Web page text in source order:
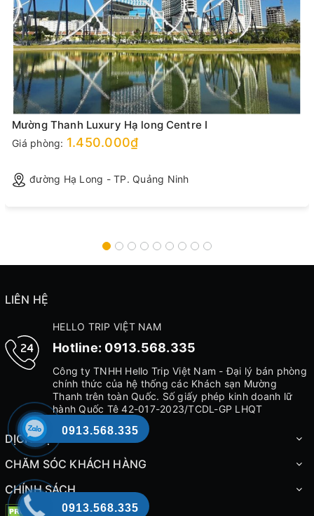
Mường Thanh Luxury Hạ long Centre I
Giá phòng: 1.450.000₫
đường Hạ Long - TP. Quảng Ninh
LIÊN HỆ
HELLO TRIP VIỆT NAM
Hotline: 0913.568.335
Công ty TNHH Hello Trip Việt Nam - Đại lý bán phòng
chính thức của hệ thống các Khách sạn Mường
Thanh trên toàn Quốc. Số giấy phép kinh doanh lữ
hành Quốc Tê 42-017-2023/TCDL-GP LHQT
DỊCH VỤ
CHĂM SÓC KHÁCH HÀNG
CHÍNH SÁCH
0913.568.335
0913.568.335